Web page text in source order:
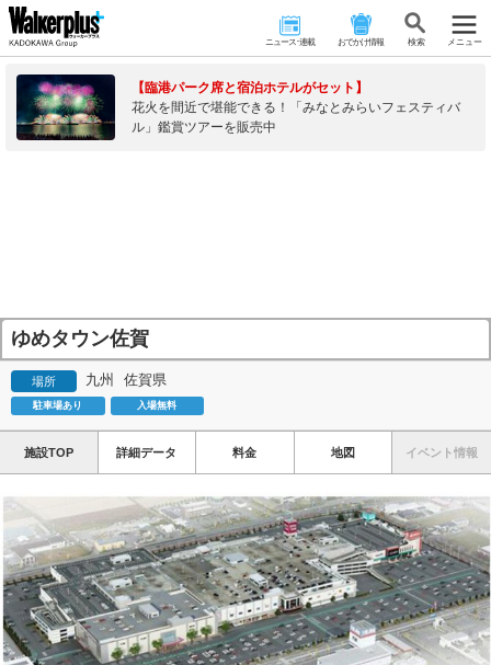
ニュース･連載 おでかけ情報 検 索 メニュー
【臨港パーク席と宿泊ホテルがセット】
花火を間近で堪能できる！「みなとみらいフェスティバ
ル」鑑賞ツアーを販売中
ゆめタウン佐賀
場所 九州 佐賀県
駐車場あり 入場無料
施設TOP 詳細データ 料金 地図 イベント情報